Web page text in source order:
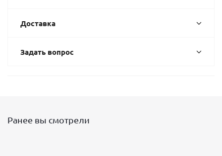
Доставка
Задать вопрос
Ранее вы смотрели